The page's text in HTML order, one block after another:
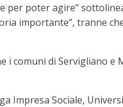
poter agire”
importante”, tranne
i comuni di Servigliano e
Impresa Sociale,